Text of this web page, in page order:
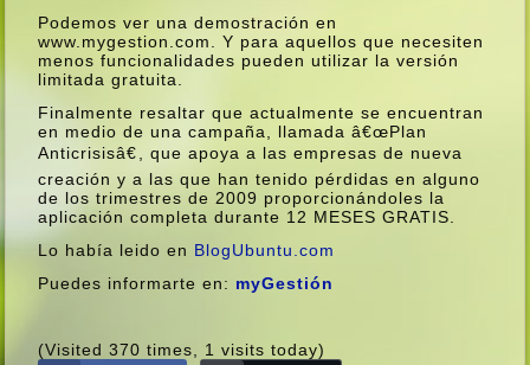
Podemos ver una demostración en
www.mygestion.com. Y para aquellos que necesiten
menos funcionalidades pueden utilizar la versión
limitada gratuita.
Finalmente resaltar que actualmente se encuentran
en medio de una campaña, llamada â€œPlan
Anticrisisâ€, que apoya a las empresas de nueva
creación y a las que han tenido pérdidas en alguno
de los trimestres de 2009 proporcionándoles la
aplicación completa durante 12 MESES GRATIS.
Lo habí­a leido en BlogUbuntu.com
Puedes informarte en: myGestión
(Visited 370 times, 1 visits today)